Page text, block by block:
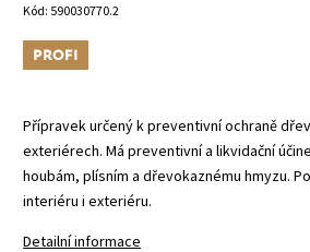
Kód: 590030770.2
Přípravek určený k preventivní ochraně
exteriérech. Má preventivní a likvidační
houbám, plísním a dřevokaznému hmyzu.
interiéru i exteriéru.
Detailní informace
Tip